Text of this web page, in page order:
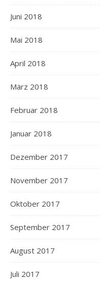
Juni 2018
Mai 2018
April 2018
März 2018
Februar 2018
Januar 2018
Dezember 2017
November 2017
Oktober 2017
September 2017
August 2017
Juli 2017